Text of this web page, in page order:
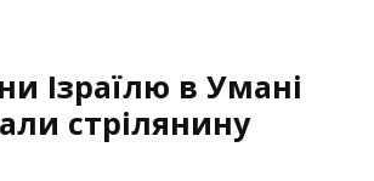
Ізраїлю в Умані
стрілянину